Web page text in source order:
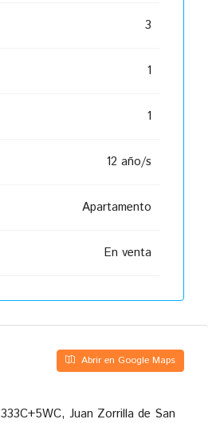
3
1
1
12 año/s
Apartamento
En venta
Abrir en Google Maps
333C+5WC, Juan Zorrilla de San